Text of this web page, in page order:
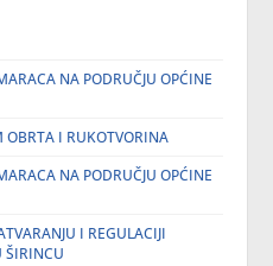
NA PODRUČJU OPĆINE
OBRTA I RUKOTVORINA
NA PODRUČJU OPĆINE
I REGULACIJI
ŠIRINCU